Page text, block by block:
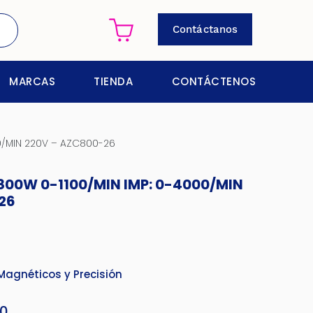
Contáctanos
MARCAS TIENDA CONTÁCTENOS
MIN 220V – AZC800-26
0-1100/MIN IMP: 0-4000/MIN
y Precisión